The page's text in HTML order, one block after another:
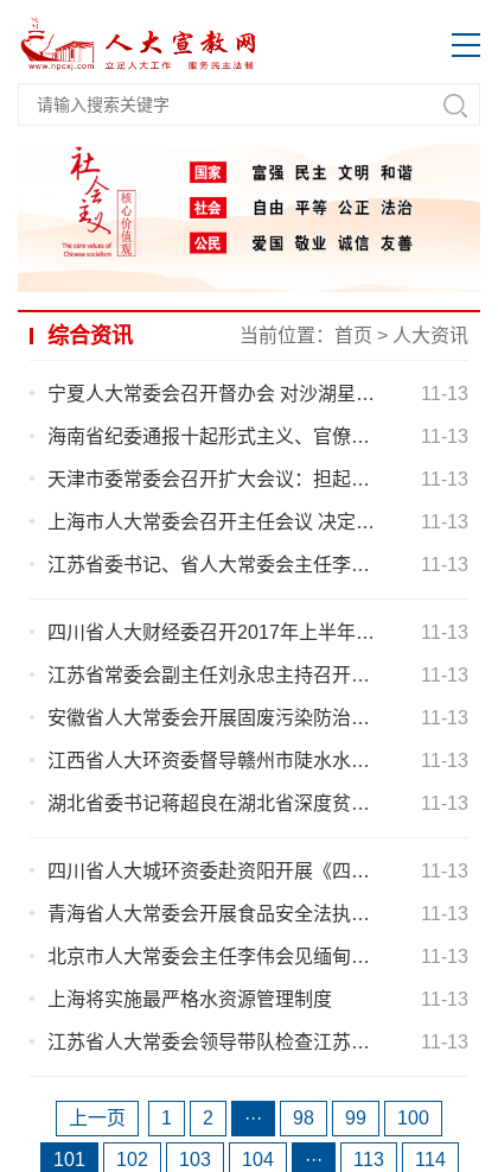
综合资讯 当前位置： 首页 > 人大资讯
宁夏人大常委会召开督办会 对沙湖星海湖水环境治理重点建议 11-13
海南省纪委通报十起形式主义、官僚主义问题典型案例 11-13
天津市委常委会召开扩大会议：担起政治责任 充满感情做好信访工作 11-13
上海市人大常委会召开主任会议 决定将修订《上海市消防条例》转为今年立法正式项目 11-13
江苏省委书记、省人大常委会主任李强会见澳大利亚维多利亚州上议院议长阿特金森 11-13
四川省人大财经委召开2017年上半年全省经济形势分析专家座谈会 11-13
江苏省常委会副主任刘永忠主持召开预算联网建设工作推进会 11-13
安徽省人大常委会开展固废污染防治执法检查 11-13
江西省人大环资委督导赣州市陡水水库、南河水库“湖长制”落实暨水环境治理工作 11-13
湖北省委书记蒋超良在湖北省深度贫困地区开展脱贫攻坚座谈会 11-13
四川省人大城环资委赴资阳开展《四川省环境保护条例》及《四川省〈中华人民共和国大气污染防治法〉实施办法》修订立法调研 11-13
青海省人大常委会开展食品安全法执法检查 11-13
北京市人大常委会主任李伟会见缅甸克钦邦议会议长吴吞丁一行 11-13
上海将实施最严格水资源管理制度 11-13
江苏省人大常委会领导带队检查江苏省人代会会务保障工作 11-13
上一页 1 2 ··· 98 99 100
101 102 103 104 ··· 113 114